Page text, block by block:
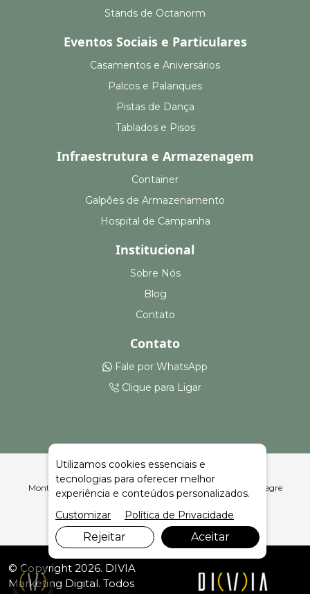
Stands de Octanorm
Eventos Sociais e Particulares
Casamentos e Aniversários
Palcos e Palanques
Pistas de Dança
Tablados e Pisos
Infraestrutura e Armazenagem
Container
Galpões de Armazenamento
Hospital de Campanha
Institucional
Sobre Nós
Blog
Contato
Contato
Fale por WhatsApp
Clique para Ligar
Montagem e Aluguel de Hospital de Campanha em Vista Alegre
| Celeiro Feiras e Eventos
© Copyright 2026. DIVIA
Marketing Digital. Todos
Utilizamos cookies essenciais e
tecnologias para oferecer melhor
experiência e conteúdos personalizados.
Customizar
Política de Privacidade
Rejeitar Aceitar